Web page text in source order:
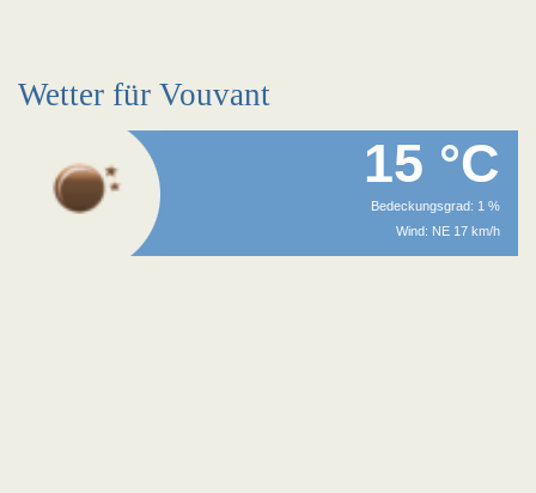
Wetter für Vouvant
15 °C
Bedeckungsgrad: 1 %
Wind: NE 17 km/h